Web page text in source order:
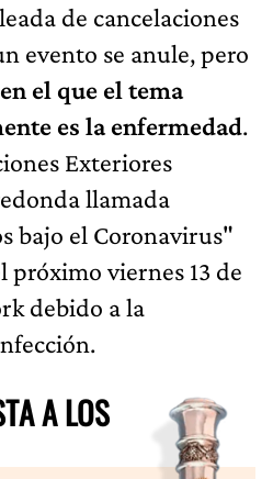
de cancelaciones
evento se anule, pero
el que el tema
es la enfermedad.
Exteriores
llamada
bajo el Coronavirus"
próximo viernes 13 de
debido a la
A LOS